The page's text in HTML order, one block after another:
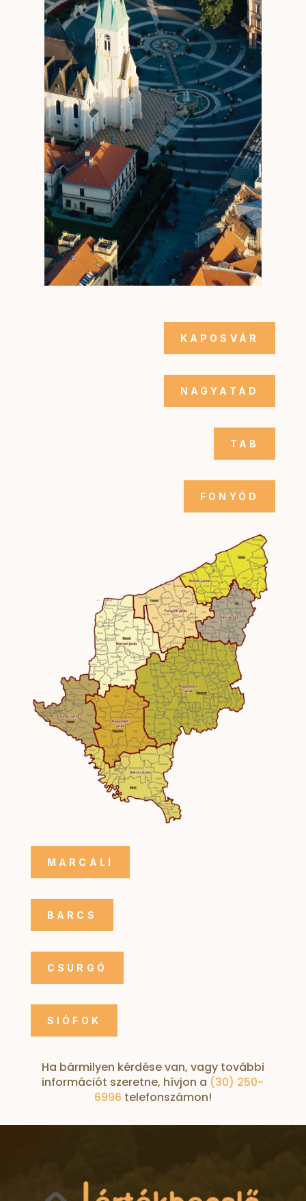
KAPOSVÁR
NAGYATÁD
TAB
FONYÓD
MARCALI
BARCS
CSURGÓ
SIÓFOK
Ha bármilyen kérdése van, vagy további
információt szeretne, hívjon a (30) 250-
6996 telefonszámon!